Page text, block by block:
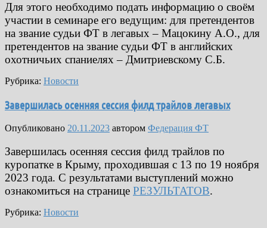
Для этого необходимо подать информацию о своём
участии в семинаре его ведущим: для претендентов
на звание судьи ФТ в легавых – Мацокину А.О., для
претендентов на звание судьи ФТ в английских
охотничьих спаниелях – Дмитриевскому С.Б.
Рубрика: Новости
Завершилась осенняя сессия филд трайлов легавых
Опубликовано 20.11.2023 автором Федерация ФТ
Завершилась осенняя сессия филд трайлов по
куропатке в Крыму, проходившая с 13 по 19 ноября
2023 года. С результатами выступлений можно
ознакомиться на странице РЕЗУЛЬТАТОВ.
Рубрика: Новости